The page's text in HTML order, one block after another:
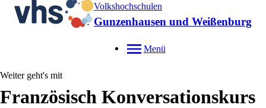
Volkshochschulen
Gunzenhausen und Weißenburg
Menü
Weiter geht's mit
Französisch Konversationskurs